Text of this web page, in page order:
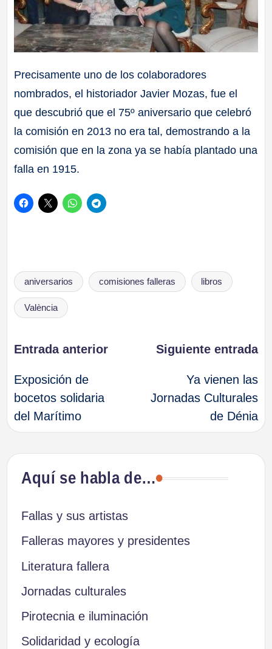
Precisamente uno de los colaboradores
nombrados, el historiador Javier Mozas, fue el
que descubrió que el 75º aniversario que celebró
la comisión en 2013 no era tal, demostrando a la
comisión que en la zona ya se había plantado una
falla en 1915.
Etiquetas:
aniversarios comisiones falleras libros
València
Navegación
de
entradas
Entrada anterior
Exposición de
bocetos solidaria
del Marítimo
Siguiente entrada
Ya vienen las
Jornadas Culturales
de Dénia
Aquí se habla de…
Fallas y sus artistas
Falleras mayores y presidentes
Literatura fallera
Jornadas culturales
Pirotecnia e iluminación
Solidaridad y ecología